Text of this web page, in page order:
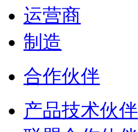
运营商
制造
合作伙伴
产品技术伙伴